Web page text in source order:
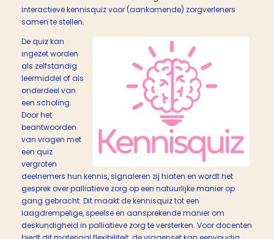
interactieve kennisquiz voor (aankomende) zorgverleners
samen te stellen.
De quiz kan
ingezet worden
als zelfstandig
leermiddel of als
onderdeel van
een scholing.
Door het
beantwoorden
van vragen met
een quiz
vergroten
deelnemers hun kennis, signaleren zij hiaten en wordt het
gesprek over palliatieve zorg op een natuurlijke manier op
gang gebracht. Dit maakt de kennisquiz tot een
laagdrempelige, speelse en aansprekende manier om
deskundigheid in palliatieve zorg te versterken. Voor docenten